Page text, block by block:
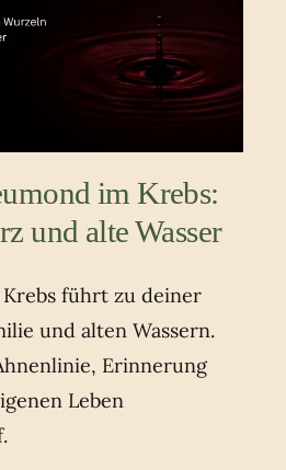
im Krebs:
und alte Wasser
führt zu deiner
und alten Wassern.
Erinnerung
Leben